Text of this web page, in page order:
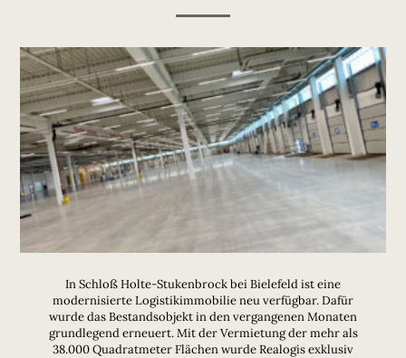
In Schloß Holte-Stukenbrock bei Bielefeld ist eine
modernisierte Logistikimmobilie neu verfügbar. Dafür
wurde das Bestandsobjekt in den vergangenen Monaten
grundlegend erneuert. Mit der Vermietung der mehr als
38.000 Quadratmeter Flächen wurde Realogis exklusiv